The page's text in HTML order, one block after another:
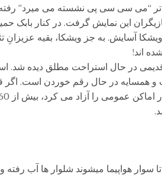
“می سی سی پی نشسته می میرد” رفته
این نمایش گرفت. در کنار بابک
آسایش. به جز ویشکا، بقیه عزیزانِ
اند!
قدیمی در حال استراحت مطلق دیده شد.
همسایه در حال رقم خوردن است. اگر
سوار هواپیما میشوند شلوار ها آب رفته